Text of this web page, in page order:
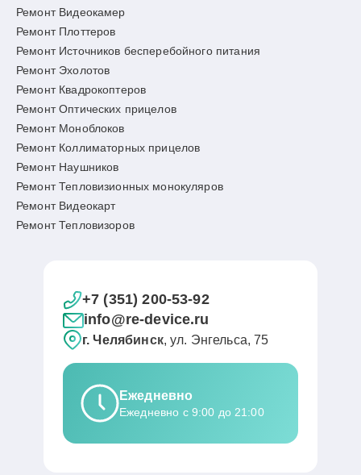
Ремонт Видеокамер
Ремонт Плоттеров
Ремонт Источников бесперебойного питания
Ремонт Эхолотов
Ремонт Квадрокоптеров
Ремонт Оптических прицелов
Ремонт Моноблоков
Ремонт Коллиматорных прицелов
Ремонт Наушников
Ремонт Тепловизионных монокуляров
Ремонт Видеокарт
Ремонт Тепловизоров
+7 (351) 200-53-92
info@re-device.ru
г. Челябинск, ул. Энгельса, 75
Ежедневно
Ежедневно с 9:00 до 21:00